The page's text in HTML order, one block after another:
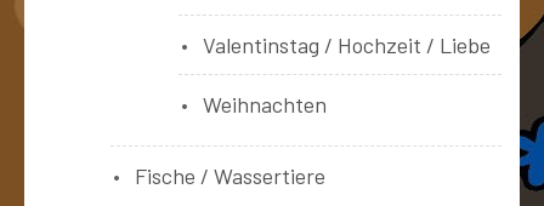
Valentinstag / Hochzeit / Liebe
Weihnachten
Fische / Wassertiere